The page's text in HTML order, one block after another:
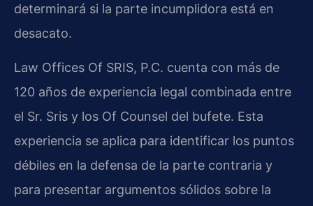
determinará si la parte incumplidora está en
desacato.
Law Offices Of SRIS, P.C. cuenta con más de
120 años de experiencia legal combinada entre
el Sr. Sris y los Of Counsel del bufete. Esta
experiencia se aplica para identificar los puntos
débiles en la defensa de la parte contraria y
para presentar argumentos sólidos sobre la